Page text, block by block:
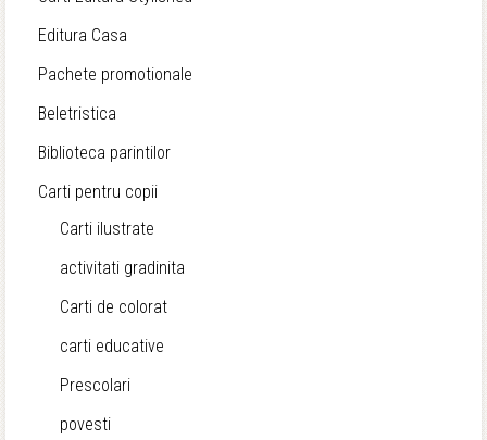
Editura Casa
Pachete promotionale
Beletristica
Biblioteca parintilor
Carti pentru copii
Carti ilustrate
activitati gradinita
Carti de colorat
carti educative
Prescolari
povesti